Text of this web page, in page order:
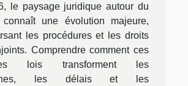
le paysage juridique autour du
connaît une évolution majeure,
les procédures et les droits
Comprendre comment ces
lois transforment les
les délais et les